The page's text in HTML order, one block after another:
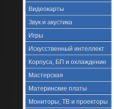
Видеокарты
Звук и акустика
Игры
Искусственный интеллект
Корпуса, БП и охлаждение
Мастерская
Материнские платы
Мониторы, ТВ и проекторы